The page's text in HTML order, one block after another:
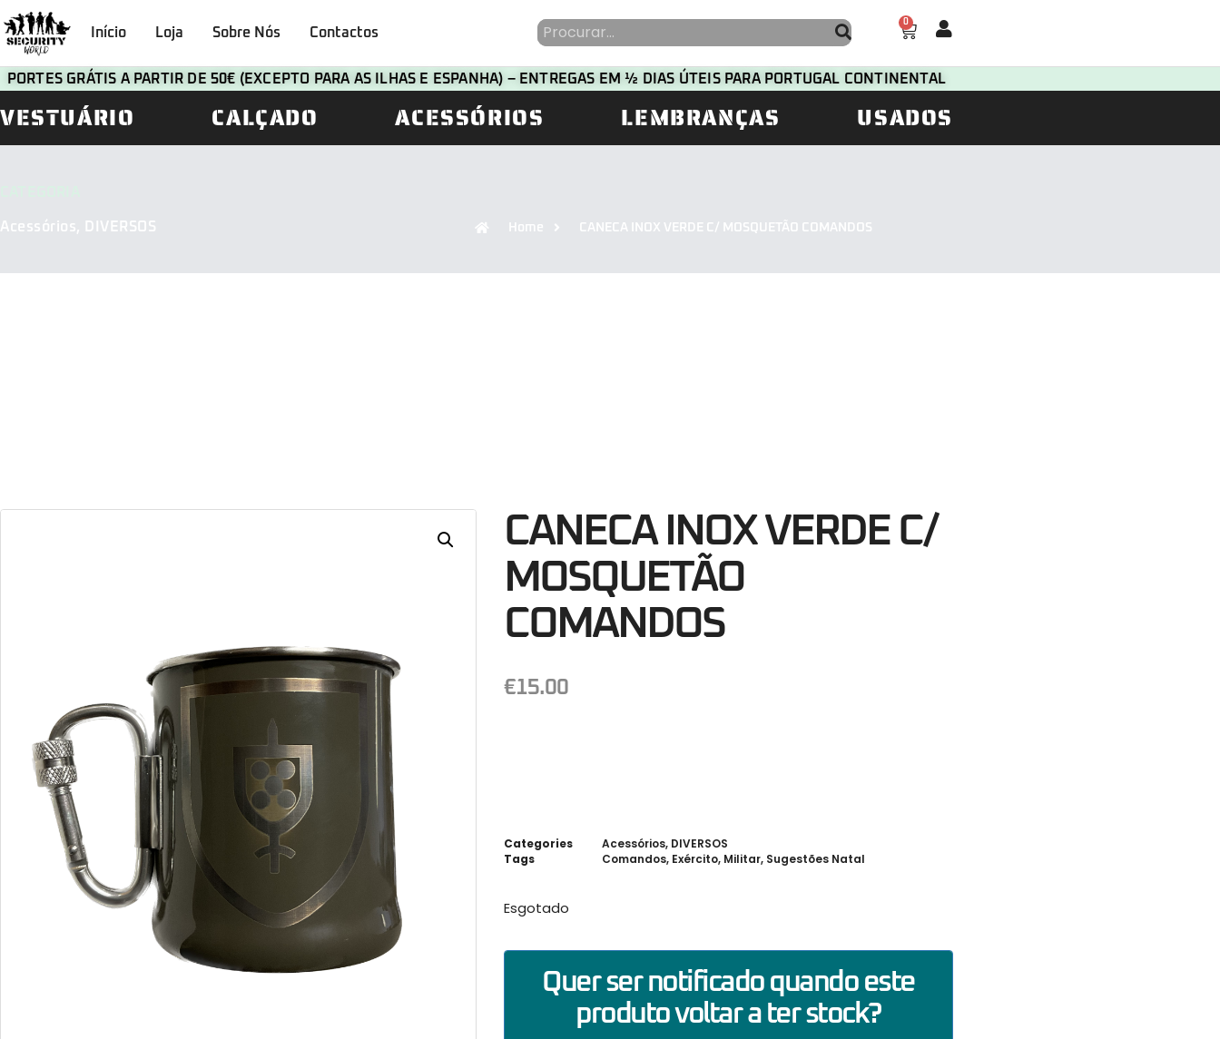
Início Loja Sobre Nós Contactos
0
PORTES GRÁTIS A PARTIR DE 50€ (EXCEPTO PARA AS ILHAS E ESPANHA) – ENTREGAS EM ½ DIAS ÚTEIS PARA PORTUGAL CONTINENTAL
VESTUÁRIO CALÇADO ACESSÓRIOS LEMBRANÇAS USADOS
Acessórios, DIVERSOS Home CANECA INOX VERDE C/ MOSQUETÃO COMANDOS
CANECA INOX VERDE C/
MOSQUETÃO
COMANDOS
€15.00
Categories Acessórios, DIVERSOS
Tags
Comandos, Exército, Militar, Sugestões Natal
Esgotado
Quer ser notificado quando este
produto voltar a ter stock?